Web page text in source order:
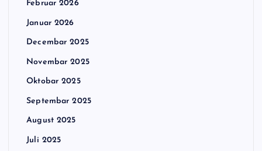
Februar 2026
Januar 2026
Decembar 2025
Novembar 2025
Oktobar 2025
Septembar 2025
August 2025
Juli 2025